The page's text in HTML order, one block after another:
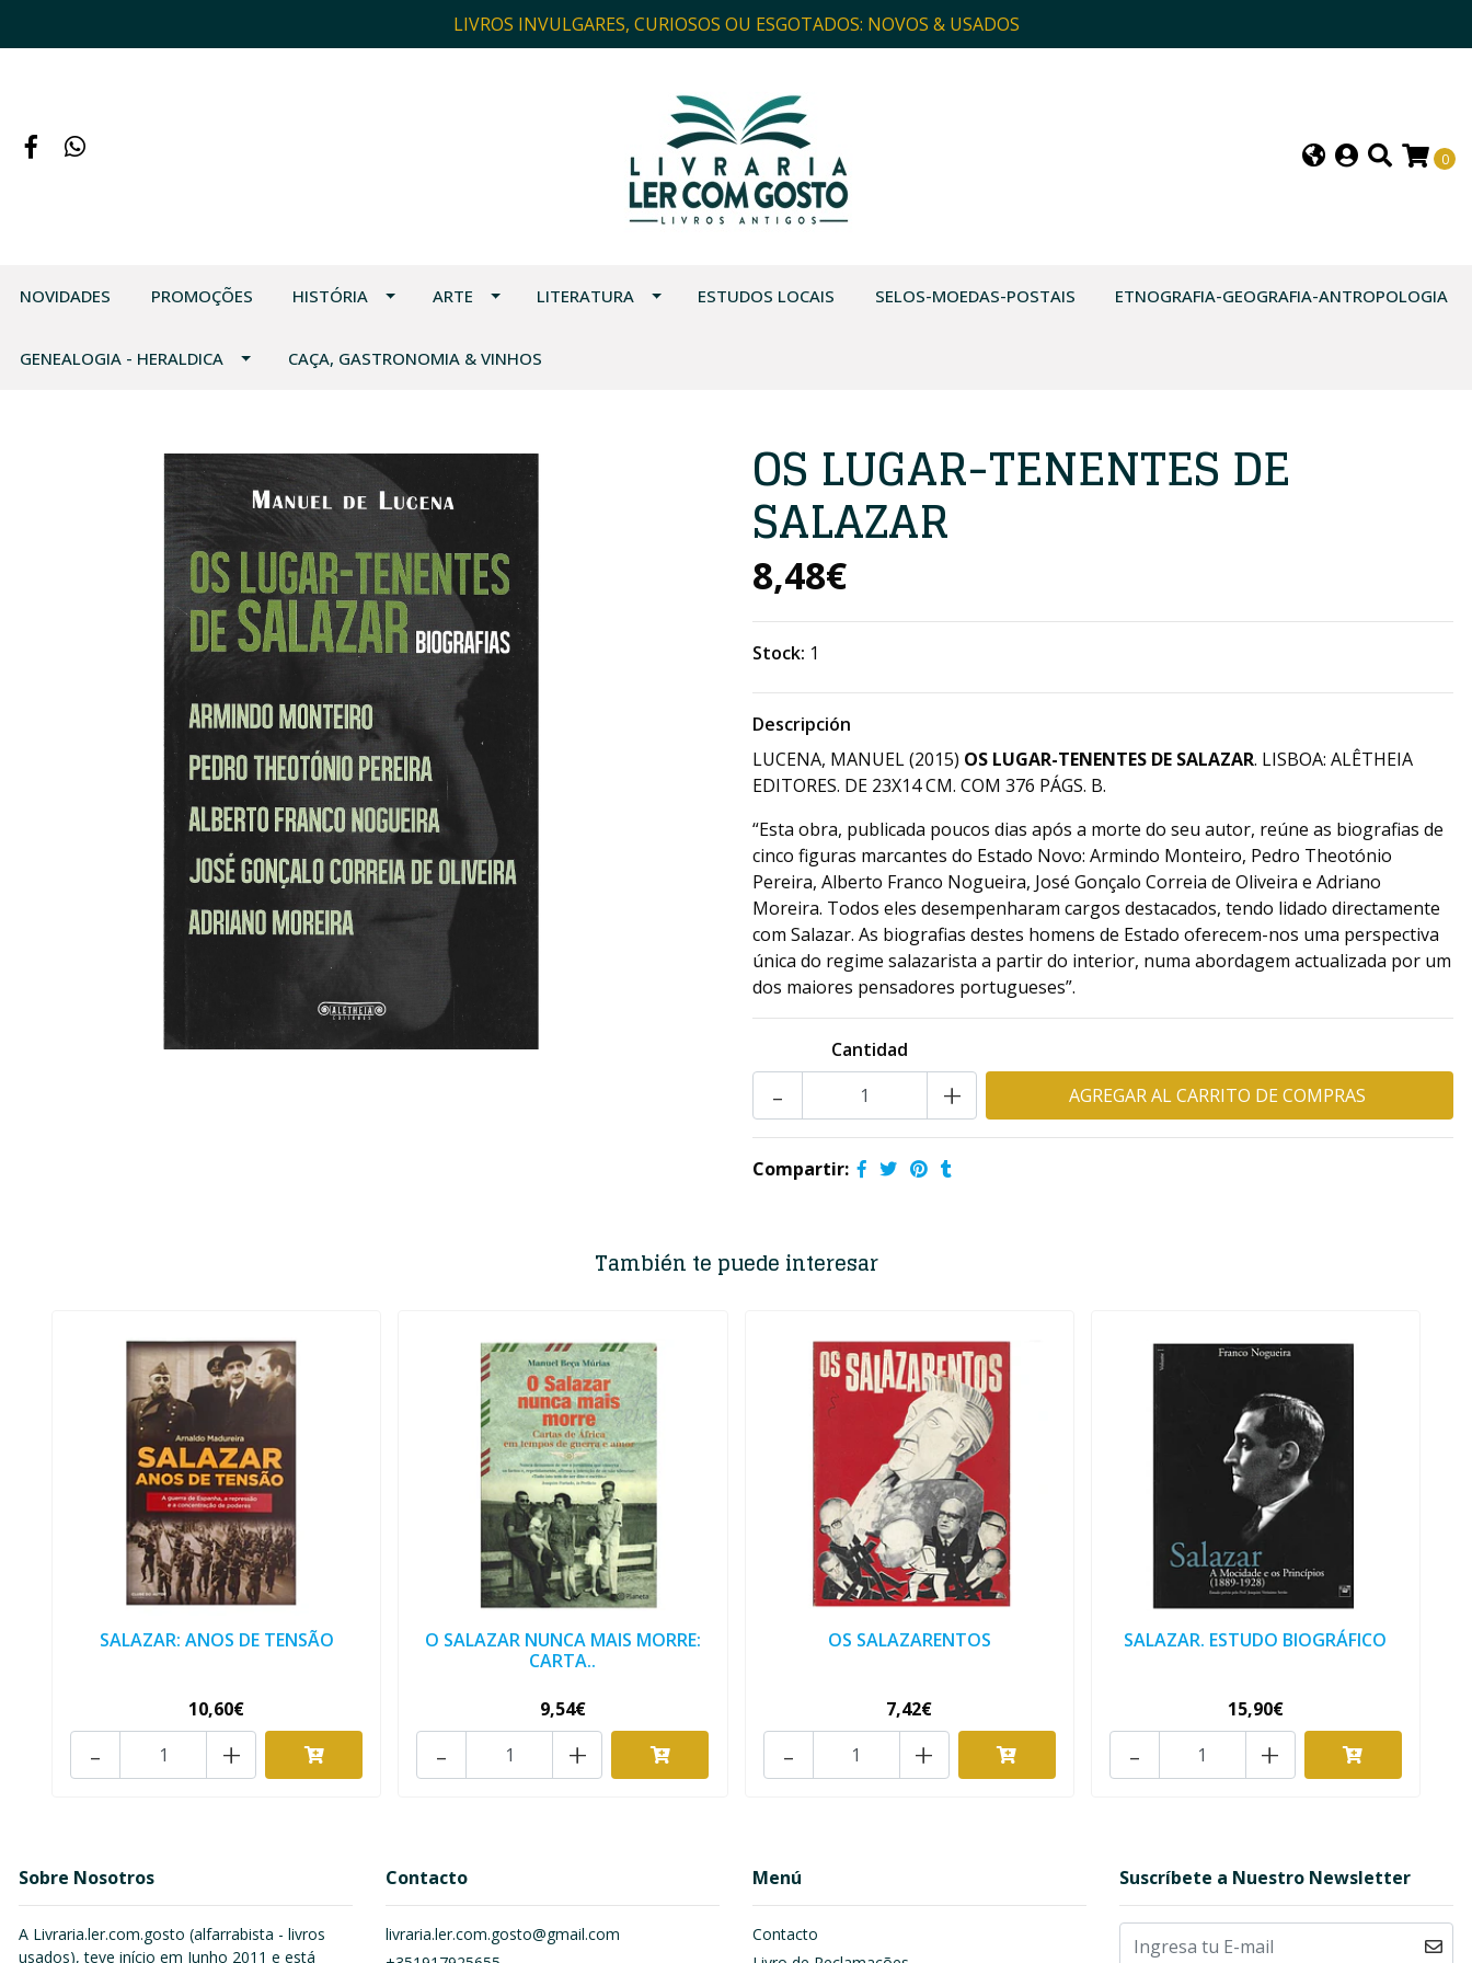
LIVROS INVULGARES, CURIOSOS OU ESGOTADOS: NOVOS & USADOS
0
NOVIDADES PROMOÇÕES HISTÓRIA ARTE LITERATURA ESTUDOS LOCAIS SELOS-MOEDAS-POSTAIS ETNOGRAFIA-GEOGRAFIA-ANTROPOLOGIA
GENEALOGIA - HERALDICA CAÇA, GASTRONOMIA & VINHOS
OS LUGAR-TENENTES DE
SALAZAR
8,48€
Stock: 1
Descripción
LUCENA, MANUEL (2015) OS LUGAR-TENENTES DE SALAZAR. LISBOA: ALÊTHEIA
EDITORES. DE 23X14 CM. COM 376 PÁGS. B.
“Esta obra, publicada poucos dias após a morte do seu autor, reúne as biografias de
cinco figuras marcantes do Estado Novo: Armindo Monteiro, Pedro Theotónio
Pereira, Alberto Franco Nogueira, José Gonçalo Correia de Oliveira e Adriano
Moreira. Todos eles desempenharam cargos destacados, tendo lidado directamente
com Salazar. As biografias destes homens de Estado oferecem-nos uma perspectiva
única do regime salazarista a partir do interior, numa abordagem actualizada por um
dos maiores pensadores portugueses”.
Cantidad
+
-
Compartir:
También te puede interesar
SALAZAR: ANOS DE TENSÃO
10,60€
+
-
O SALAZAR NUNCA MAIS MORRE:
CARTA..
9,54€
+
-
OS SALAZARENTOS
7,42€
+
-
SALAZAR. ESTUDO BIOGRÁFICO
15,90€
+
-
Sobre Nosotros
A Livraria.ler.com.gosto (alfarrabista - livros
usados), teve início em Junho 2011 e está
Contacto
livraria.ler.com.gosto@gmail.com
Menú
Contacto
Suscríbete a Nuestro Newsletter